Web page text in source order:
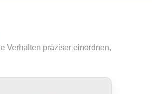
Verhalten präziser einordnen,